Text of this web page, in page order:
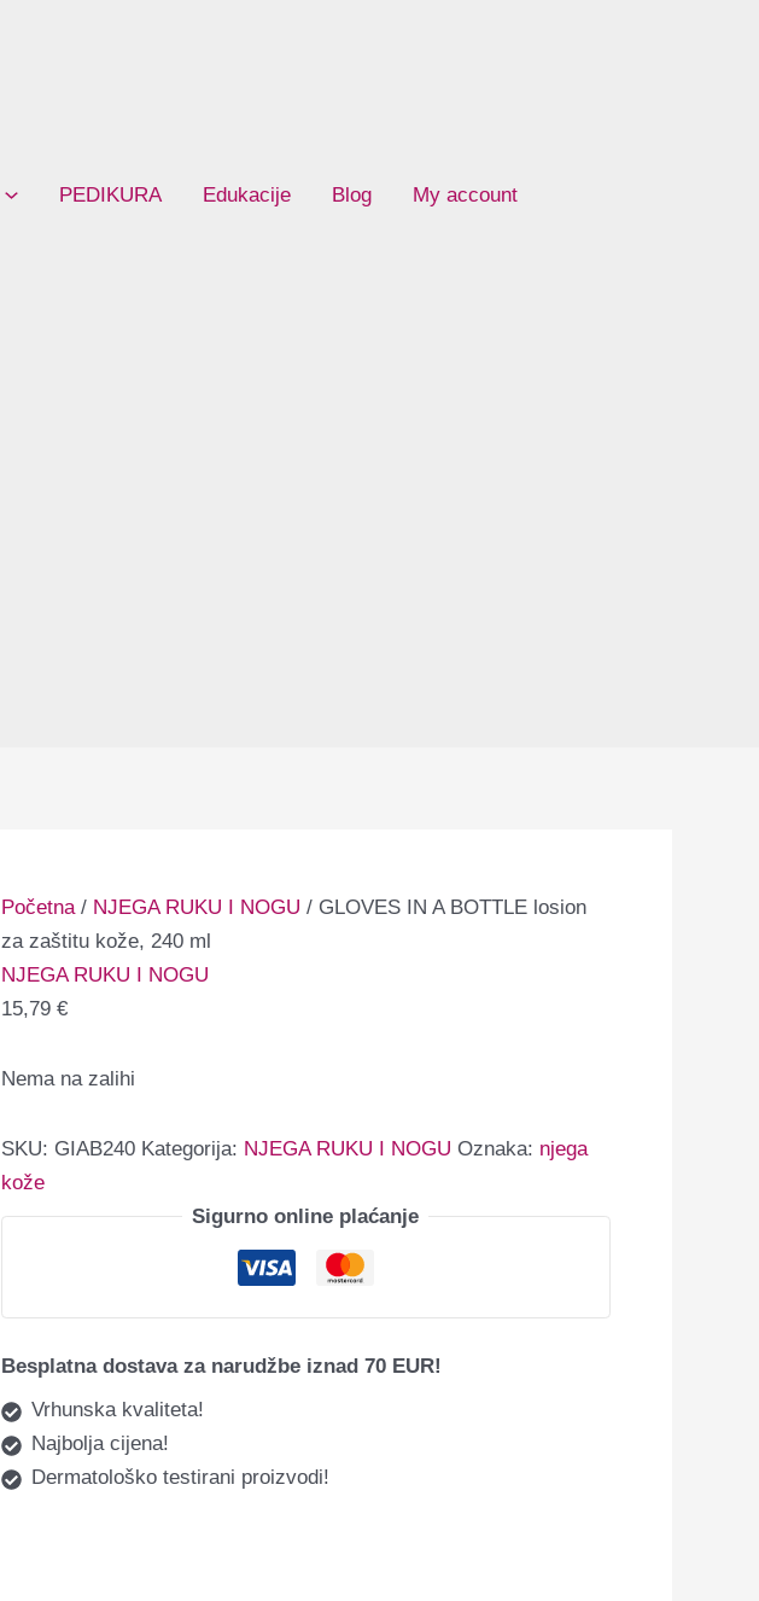
PEDIKURA Edukacije Blog My account
Početna/ NJEGA RUKU I NOGU / GLOVES IN A BOTTLE losion
za zaštitu kože, 240 ml
NJEGA RUKU I NOGU
15,79 €
Nema na zalihi
SKU: GIAB240 Kategorija: NJEGA RUKU I NOGU Oznaka: njega
kože
Sigurno online plaćanje
Besplatna dostava za narudžbe iznad 70 EUR!
Vrhunska kvaliteta!
Najbolja cijena!
Dermatološko testirani proizvodi!